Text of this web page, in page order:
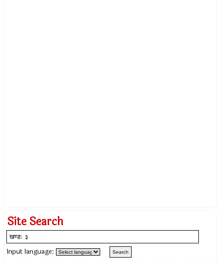
Site Search
Input language: